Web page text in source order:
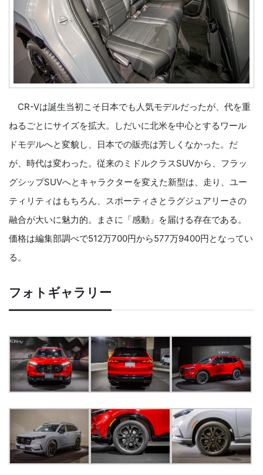
CR-Vは誕生当初こそ日本でも人気モデルだったが、代を重
ねるごとにサイズを拡大。しだいに北米を中心とするワール
ドモデルへと変貌し、日本での販売は芳しくなかった。だ
が、時代は変わった。従来のミドルクラスSUVから、フラッ
グシップSUVへとキャラクターを変えた新型は、走り、ユー
ティリティはもちろん、スポーティさとラグジュアリーさの
融合が大いに魅力的。まさに「感動」を届ける存在である。
価格は編集部調べで512万700円から577万9400円となってい
る。
フォトギャラリー